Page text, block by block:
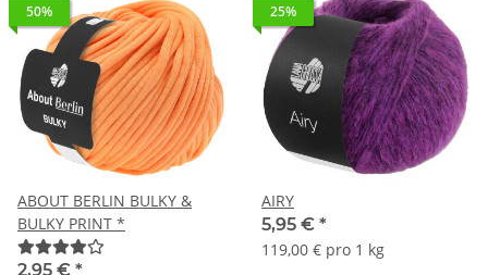
50%
ABOUT BERLIN BULKY &
BULKY PRINT *
2,95 € *
25%
AIRY
5,95 € *
119,00 € pro 1 kg